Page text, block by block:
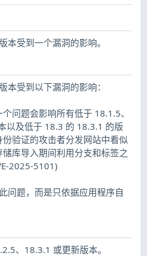
本受到一个漏洞的影响。
本受到以下漏洞的影响：
问题会影响所有低于 18.1.5、
以及低于 18.3 的 18.3.1 的版
验证的攻击者分发网站中看似
库导入期间利用分支和标签之
2025-5101)
问题，而是只依据应用程序自
、18.3.1 或更新版本。